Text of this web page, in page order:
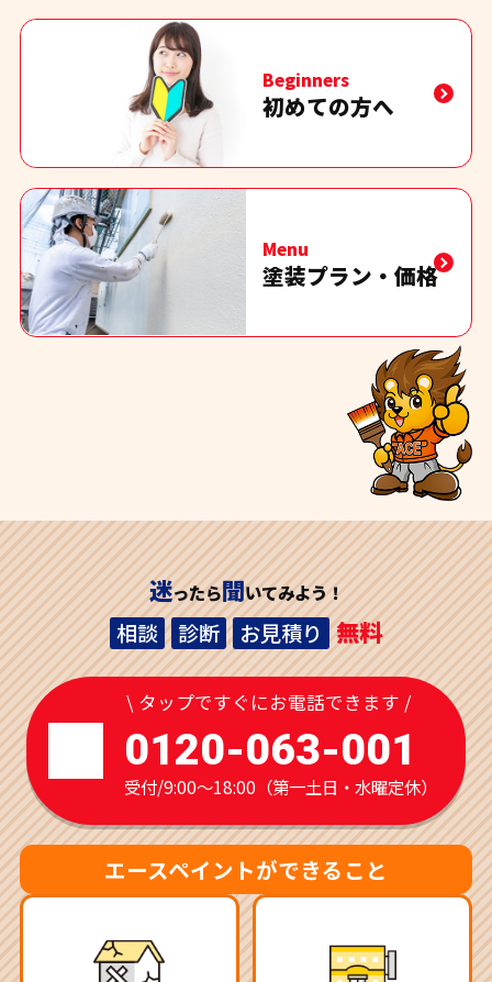
Beginners
初めての方へ
Menu
塗装プラン・価格
迷ったら聞いてみよう！
相談 診断 お見積り 無料
\ タップですぐにお電話できます /
0120-063-001
受付/9:00～18:00（第一土日・水曜定休）
エースペイントができること